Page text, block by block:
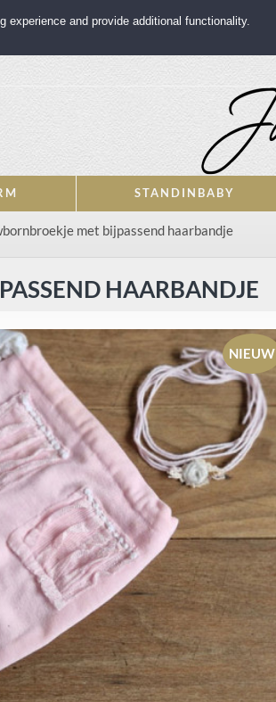
STANDINBABY
met bijpassend haarbandje
HAARBANDJE
NIEUW
and provide additional functionality.